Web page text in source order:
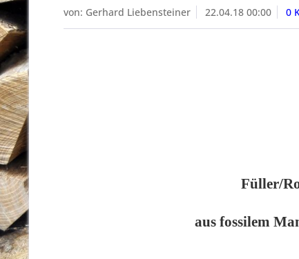
von: Gerhard Liebensteiner 22.04.18 00:00 0
Füller/
aus fossilem